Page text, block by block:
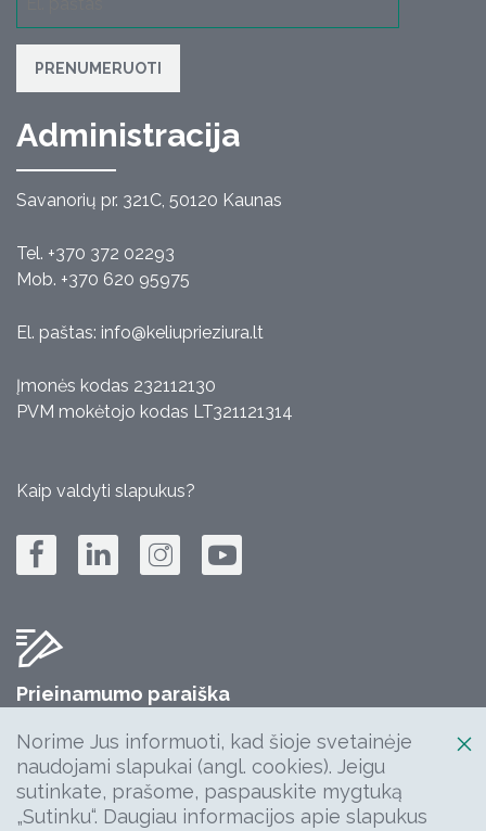
PRENUMERUOTI
Administracija
Savanorių pr. 321C, 50120 Kaunas
Tel. +370 372 02293
Mob. +370 620 95975
El. paštas: info@keliuprieziura.lt
Įmonės kodas 232112130
PVM mokėtojo kodas LT321121314
Kaip valdyti slapukus?
Prieinamumo paraiška
info@keliuprieziura.lt
Norime Jus informuoti, kad šioje svetainėje
naudojami slapukai (angl. cookies). Jeigu
sutinkate, prašome, paspauskite mygtuką
„Sutinku“. Daugiau informacijos apie slapukus